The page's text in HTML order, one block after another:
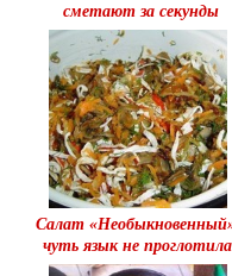
сметают за секунды
Салат
чуть язык не